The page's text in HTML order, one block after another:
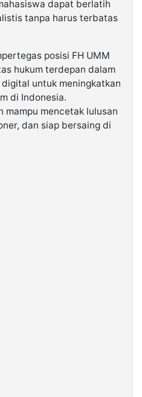
dapat berlatih
tanpa harus terbatas
posisi FH UMM
hukum terdepan dalam
untuk meningkatkan
di Indonesia.
mampu mencetak lulusan
dan siap bersaing di